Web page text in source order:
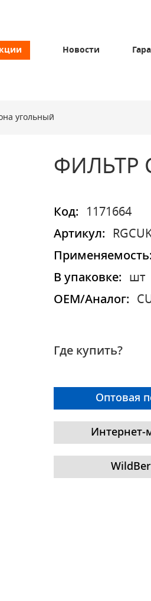
Новости
угольный
ФИЛЬТР
Код:
1171664
Артикул:
Применяемость:
В упаковке:
шт
OEM/Аналог:
Где купить?
Оптовая
Интернет-